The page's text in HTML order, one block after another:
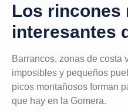
Los rincones
interesantes
Barrancos, zonas de costa
imposibles y pequeños
picos montañosos forman
que hay en la Gomera.